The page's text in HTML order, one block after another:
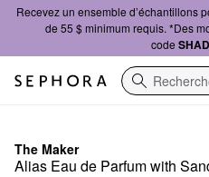
Recevez un ensemble d’échantillons
de 55 $ minimum requis. *Des
code
Recherche
The Maker
Alias Eau de Parfum with